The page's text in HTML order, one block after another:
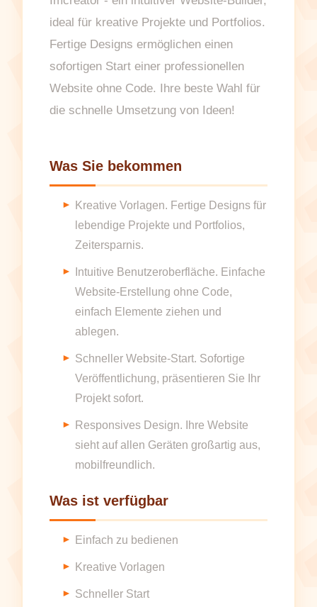
ideal für kreative Projekte und Portfolios.
Fertige Designs ermöglichen einen
sofortigen Start einer professionellen
Website ohne Code. Ihre beste Wahl für
die schnelle Umsetzung von Ideen!
Was Sie bekommen
Kreative Vorlagen. Fertige Designs für
lebendige Projekte und Portfolios,
Zeitersparnis.
Intuitive Benutzeroberfläche. Einfache
Website-Erstellung ohne Code,
einfach Elemente ziehen und
ablegen.
Schneller Website-Start. Sofortige
Veröffentlichung, präsentieren Sie Ihr
Projekt sofort.
Responsives Design. Ihre Website
sieht auf allen Geräten großartig aus,
mobilfreundlich.
Was ist verfügbar
Einfach zu bedienen
Kreative Vorlagen
Schneller Start